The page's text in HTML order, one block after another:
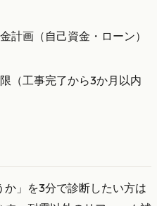
計画（自己資金・ローン）
（工事完了から3か月以内
か」を3分で診断したい方は